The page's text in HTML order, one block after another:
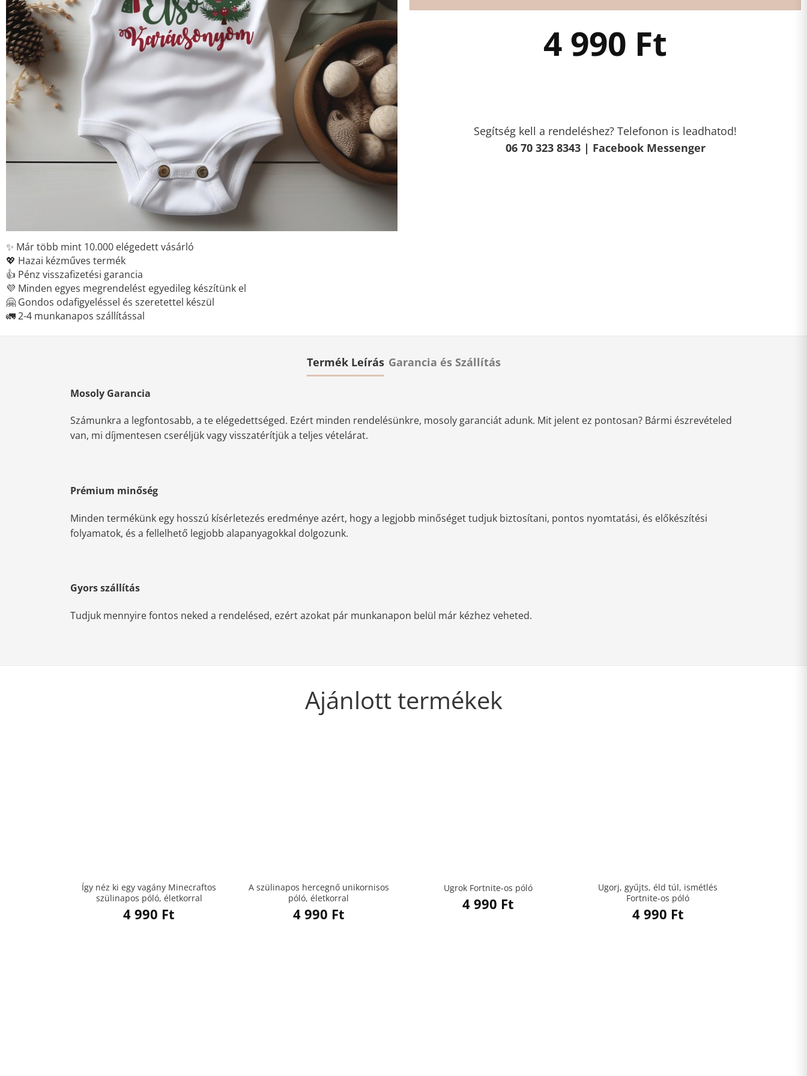
✨ Már több mint 10.000 elégedett vásárló
💖 Hazai kézműves termék
👍 Pénz visszafizetési garancia
💜 Minden egyes megrendelést egyedileg készítünk el
🤗 Gondos odafigyeléssel és szeretettel készül
🚛 2-4 munkanapos szállítással
4 990 Ft
Segítség kell a rendeléshez? Telefonon is leadhatod!
06 70 323 8343 | Facebook Messenger
Termék Leírás Garancia és Szállítás
Mosoly Garancia
Számunkra a legfontosabb, a te elégedettséged. Ezért minden rendelésünkre, mosoly garanciát adunk. Mit jelent ez pontosan? Bármi észrevételed
van, mi díjmentesen cseréljük vagy visszatérítjük a teljes vételárat.
Prémium minőség
Minden termékünk egy hosszú kísérletezés eredménye azért, hogy a legjobb minőséget tudjuk biztosítani, pontos nyomtatási, és előkészítési
folyamatok, és a fellelhető legjobb alapanyagokkal dolgozunk.
Gyors szállítás
Tudjuk mennyire fontos neked a rendelésed, ezért azokat pár munkanapon belül már kézhez veheted.
Ajánlott termékek
Így néz ki egy vagány Minecraftos
szülinapos póló, életkorral
4 990 Ft
A szülinapos hercegnő unikornisos
póló, életkorral
4 990 Ft
Ugrok Fortnite-os póló
4 990 Ft
Ugorj, gyűjts, éld túl, ismétlés
Fortnite-os póló
4 990 Ft